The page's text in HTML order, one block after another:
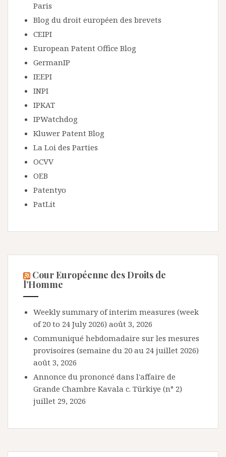
Paris
Blog du droit européen des brevets
CEIPI
European Patent Office Blog
GermanIP
IEEPI
INPI
IPKAT
IPWatchdog
Kluwer Patent Blog
La Loi des Parties
OCVV
OEB
Patentyo
PatLit
Cour Européenne des Droits de
l’Homme
Weekly summary of interim measures (week
of 20 to 24 July 2026) août 3, 2026
Communiqué hebdomadaire sur les mesures
provisoires (semaine du 20 au 24 juillet 2026)
août 3, 2026
Annonce du prononcé dans l'affaire de
Grande Chambre Kavala c. Türkiye (n° 2)
juillet 29, 2026